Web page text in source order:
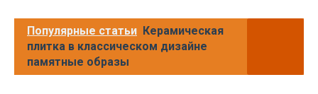
Популярные статьи Керамическая
плитка в классическом дизайне
памятные образы